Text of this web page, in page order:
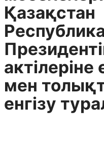
Қазақстан
актілеріне
мен
енгізу